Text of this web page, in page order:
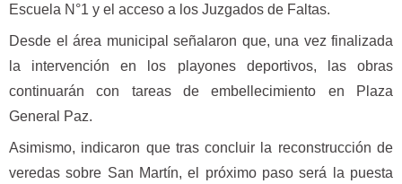
Escuela N°1 y el acceso a los Juzgados de Faltas.
Desde el área municipal señalaron que, una vez finalizada
la intervención en los playones deportivos, las obras
continuarán con tareas de embellecimiento en Plaza
General Paz.
Asimismo, indicaron que tras concluir la reconstrucción de
veredas sobre San Martín, el próximo paso será la puesta